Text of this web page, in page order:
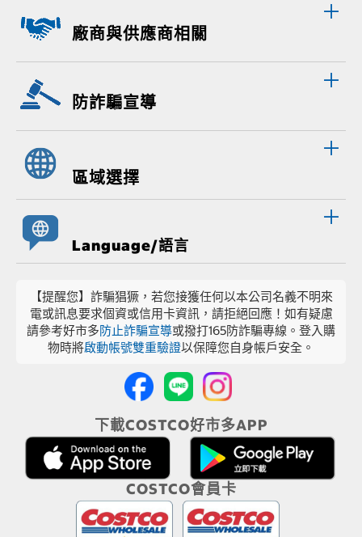
廠商與供應商相關
防詐騙宣導
區域選擇
Language/語言
【提醒您】詐騙猖獗，若您接獲任何以本公司名義不明來
電或訊息要求個資或信用卡資訊，請拒絕回應！如有疑慮
請參考好市多防止詐騙宣導或撥打165防詐騙專線。登入購
物時將啟動帳號雙重驗證以保障您自身帳戶安全。
下載COSTCO好市多APP
COSTCO會員卡